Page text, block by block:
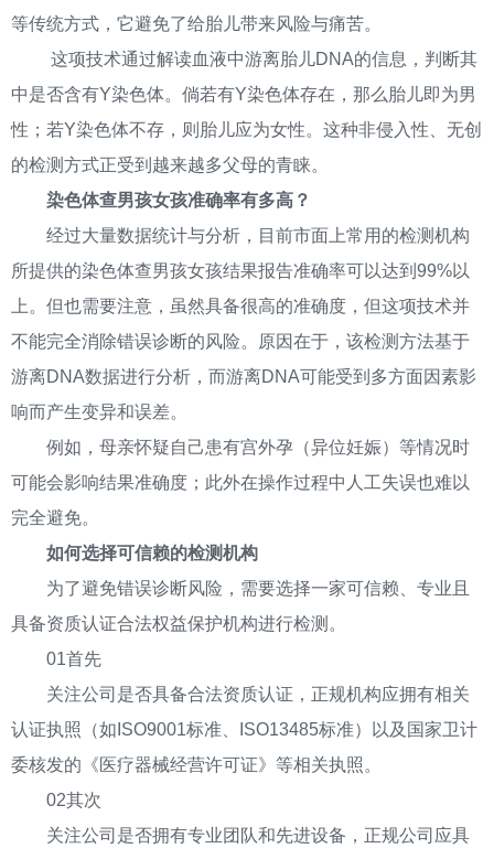
等传统方式，它避免了给胎儿带来风险与痛苦。
这项技术通过解读血液中游离胎儿DNA的信息，判断其
中是否含有Y染色体。倘若有Y染色体存在，那么胎儿即为男
性；若Y染色体不存，则胎儿应为女性。这种非侵入性、无创
的检测方式正受到越来越多父母的青睐。
染色体查男孩女孩准确率有多高？
经过大量数据统计与分析，目前市面上常用的检测机构
所提供的染色体查男孩女孩结果报告准确率可以达到99%以
上。但也需要注意，虽然具备很高的准确度，但这项技术并
不能完全消除错误诊断的风险。原因在于，该检测方法基于
游离DNA数据进行分析，而游离DNA可能受到多方面因素影
响而产生变异和误差。
例如，母亲怀疑自己患有宫外孕（异位妊娠）等情况时
可能会影响结果准确度；此外在操作过程中人工失误也难以
完全避免。
如何选择可信赖的检测机构
为了避免错误诊断风险，需要选择一家可信赖、专业且
具备资质认证合法权益保护机构进行检测。
01首先
关注公司是否具备合法资质认证，正规机构应拥有相关
认证执照（如ISO9001标准、ISO13485标准）以及国家卫计
委核发的《医疗器械经营许可证》等相关执照。
02其次
关注公司是否拥有专业团队和先进设备，正规公司应具